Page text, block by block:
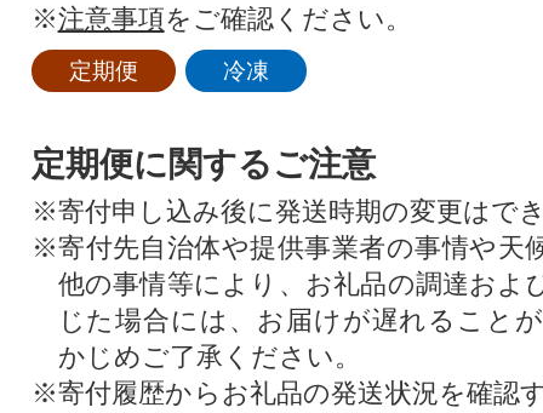
※注意事項をご確認ください。
定期便 冷凍
定期便に関するご注意
※寄付申し込み後に発送時期の変更はで
※寄付先自治体や提供事業者の事情や天
他の事情等により、お礼品の調達およ
じた場合には、お届けが遅れること
かじめご了承ください。
※寄付履歴からお礼品の発送状況を確認